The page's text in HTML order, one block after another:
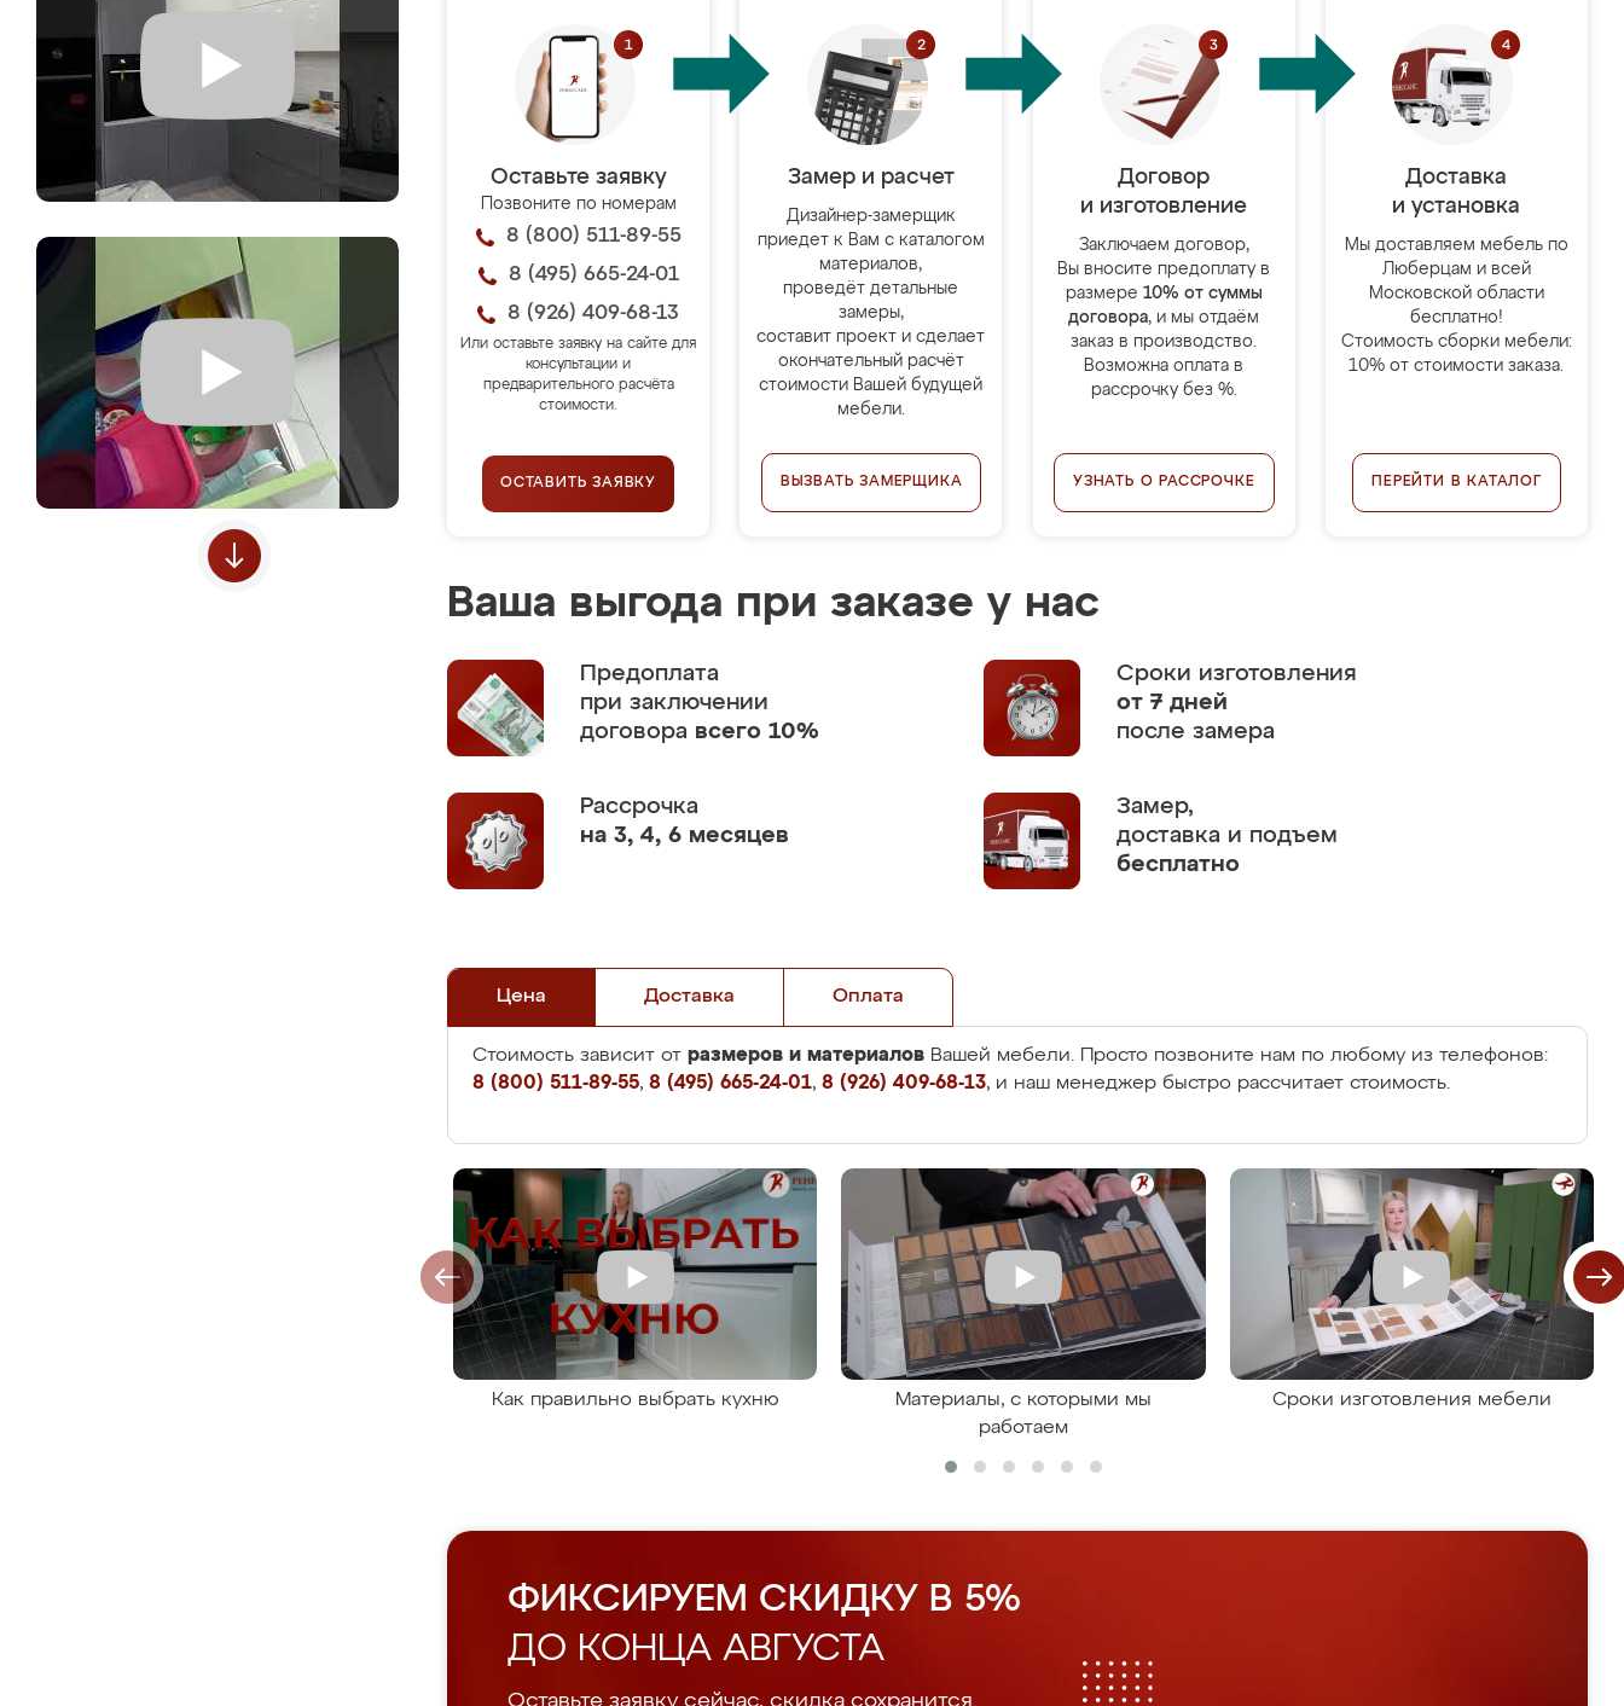
Оставьте заявку
Позвоните по номерам
8 (800) 511-89-55
8 (495) 665-24-01
8 (926) 409-68-13
Или оставьте заявку на сайте для
консультации и
предварительного расчёта
стоимости.
ОСТАВИТЬ ЗАЯВКУ
Замер и расчет
Дизайнер-замерщик
приедет к Вам с каталогом
материалов,
проведёт детальные
замеры,
составит проект и сделает
окончательный расчёт
стоимости Вашей будущей
мебели.
ВЫЗВАТЬ ЗАМЕРЩИКА
Договор
и изготовление
Заключаем договор,
Вы вносите предоплату в
размере 10% от суммы
договора, и мы отдаём
заказ в производство.
Возможна оплата в
рассрочку без %.
УЗНАТЬ О РАССРОЧКЕ
Доставка
и установка
Мы доставляем мебель по
Люберцам и всей
Московской области
бесплатно!
Стоимость сборки мебели:
10% от стоимости заказа.
ПЕРЕЙТИ В КАТАЛОГ
Ваша выгода при заказе у нас
Предоплата
при заключении
договора всего 10%
Сроки изготовления
от 7 дней
после замера
Рассрочка
на 3, 4, 6 месяцев
Замер,
доставка и подъем
бесплатно
Цена Доставка Оплата
Стоимость зависит от размеров и материалов Вашей мебели. Просто позвоните нам по любому из телефонов:
8 (800) 511-89-55, 8 (495) 665-24-01, 8 (926) 409-68-13, и наш менеджер быстро рассчитает стоимость.
Как правильно выбрать кухню
Материалы, с которыми мы
работаем
Сроки изготовления мебели
ФИКСИРУЕМ СКИДКУ В 5%
ДО КОНЦА АВГУСТА
Оставьте заявку сейчас, скидка сохранится.